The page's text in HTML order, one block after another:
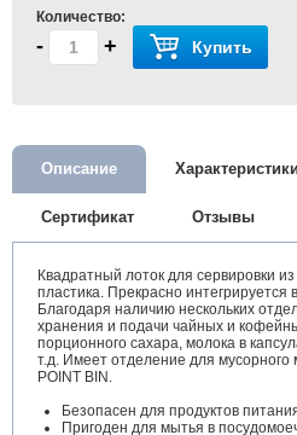
Количество:
- + Купить
Описание Характеристики
Сертификат Отзывы
Квадратный лоток для сервировки
пластика. Прекрасно интегрируется
Благодаря наличию нескольких
хранения и подачи чайных и
порционного сахара, молока в
т.д. Имеет отделение для мусорного
POINT BIN.
Безопасен для продуктов
Пригоден для мытья в